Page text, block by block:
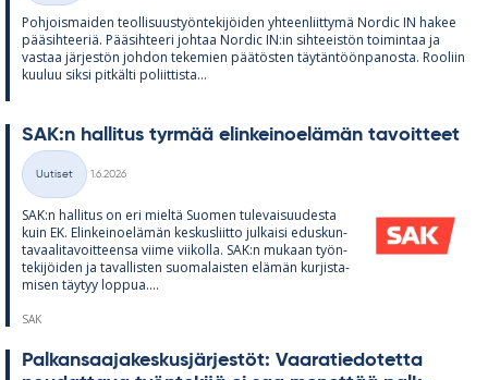
Poh­jois­mai­den teol­li­suus­työn­te­ki­jöi­den yh­teen­liit­tymä Nor­dic IN ha­kee
pää­sih­tee­riä. Pää­sih­teeri joh­taa Nor­dic IN:in sih­tee­is­tön toi­min­taa ja
vas­taa jär­jes­tön joh­don te­ke­mien pää­tös­ten täy­tän­töön­pa­nosta. Roo­liin
kuu­luu siksi pit­kälti po­liit­tista...
SAK:n hal­li­tus tyr­mää elin­kei­noe­lä­män ta­voit­teet
Kategoriat
Uutiset
1.6.2026
SAK:n hal­li­tus on eri mieltä Suo­men tu­le­vai­suu­desta
kuin EK. Elin­kei­noe­lä­män kes­kus­liitto jul­kaisi edus­kun­
ta­vaa­li­ta­voit­teensa viime vii­kolla. SAK:n mu­kaan työn­
te­ki­jöi­den ja ta­val­lis­ten suo­ma­lais­ten elä­män kur­jis­ta­
mi­sen täy­tyy lop­pua....
SAK
Pal­kan­saa­ja­kes­kus­jär­jes­töt: Vaa­ra­tie­do­tetta